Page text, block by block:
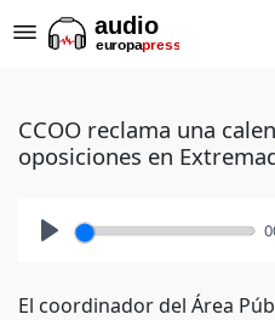
CCOO reclama una
oposiciones en
El coordinador del Área